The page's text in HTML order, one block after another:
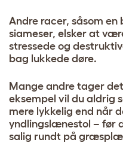
Andre racer, såsom en
siameser, elsker at
stressede og
bag lukkede døre.
Mange andre tager
eksempel vil du aldrig
mere lykkelig end når
yndlingslænestol – før
salig rundt på